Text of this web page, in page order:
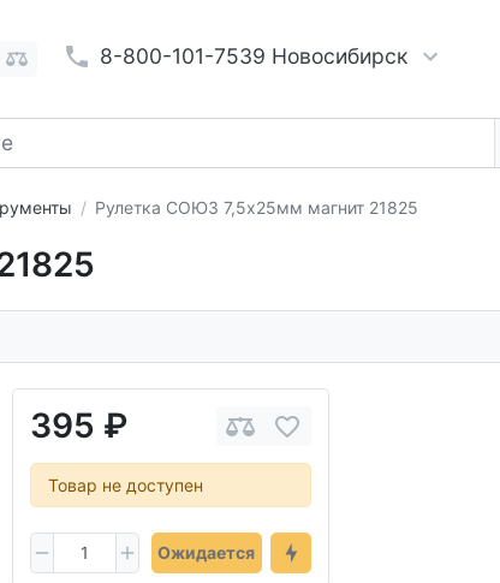
8-800-101-7539 Новосибирск
Рулетка СОЮЗ 7,5х25мм магнит 21825
395 ₽
Товар не доступен
Ожидается